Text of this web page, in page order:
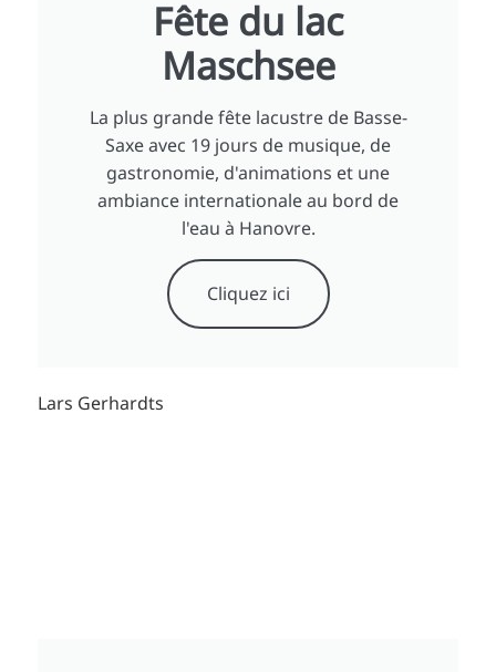
Fête du lac
Maschsee
La plus grande fête lacustre de Basse-
Saxe avec 19 jours de musique, de
gastronomie, d'animations et une
ambiance internationale au bord de
l'eau à Hanovre.
Cliquez ici
Lars Gerhardts